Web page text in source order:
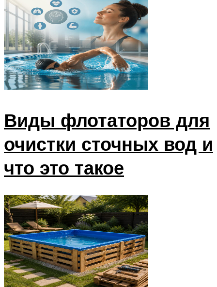
Виды флотаторов для
очистки сточных вод и
что это такое